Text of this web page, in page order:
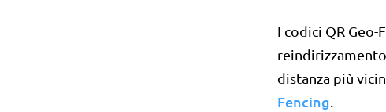
I codici QR
distanza più
Fencing.